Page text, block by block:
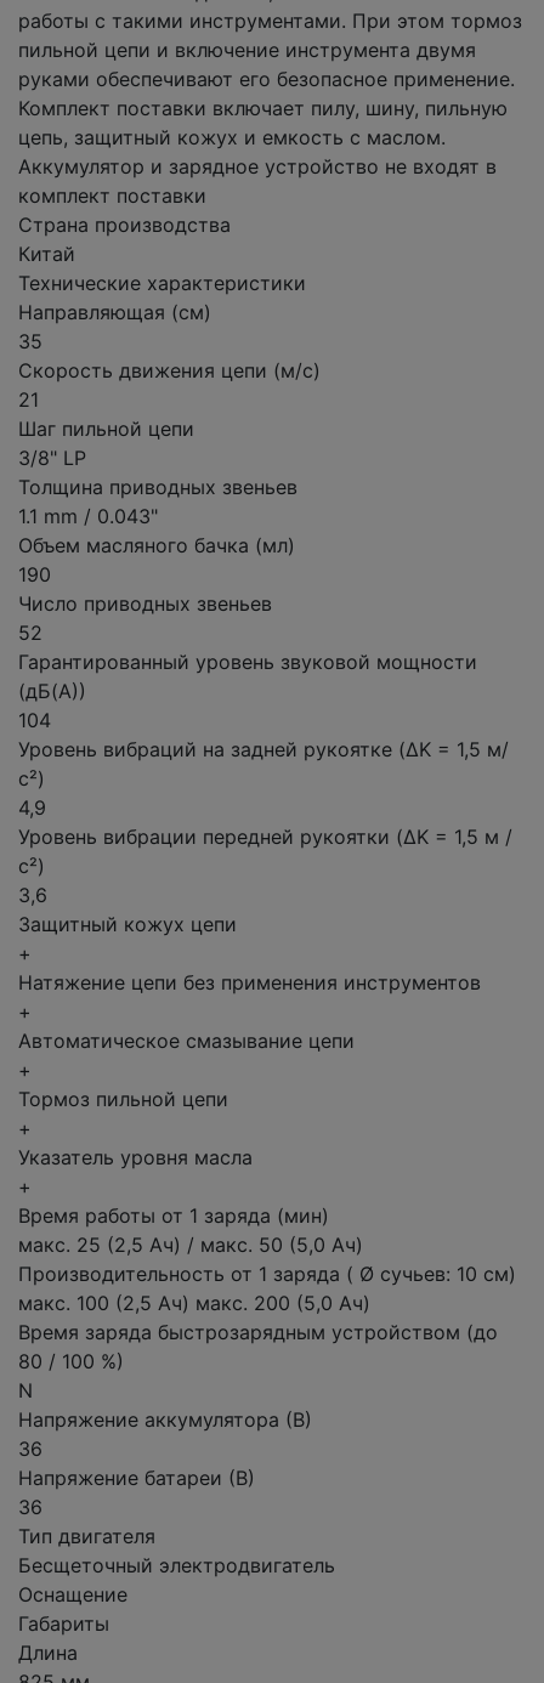
работы с такими инструментами. При этом тормоз
пильной цепи и включение инструмента двумя
руками обеспечивают его безопасное применение.
Комплект поставки включает пилу, шину, пильную
цепь, защитный кожух и емкость с маслом.
Аккумулятор и зарядное устройство не входят в
комплект поставки
Страна производства
Китай
Технические характеристики
Направляющая (см)
35
Скорость движения цепи (м/с)
21
Шаг пильной цепи
3/8" LP
Толщина приводных звеньев
1.1 mm / 0.043"
Объем масляного бачка (мл)
190
Число приводных звеньев
52
Гарантированный уровень звуковой мощности
(дБ(А))
104
Уровень вибраций на задней рукоятке (ΔK = 1,5 м/
с²)
4,9
Уровень вибрации передней рукоятки (ΔK = 1,5 м /
с²)
3,6
Защитный кожух цепи
+
Натяжение цепи без применения инструментов
+
Автоматическое смазывание цепи
+
Тормоз пильной цепи
+
Указатель уровня масла
+
Время работы от 1 заряда (мин)
макс. 25 (2,5 Ач) / макс. 50 (5,0 Ач)
Производительность от 1 заряда ( Ø сучьев: 10 см)
макс. 100 (2,5 Ач) макс. 200 (5,0 Ач)
Время заряда быстрозарядным устройством (до
80 / 100 %)
N
Напряжение аккумулятора (В)
36
Напряжение батареи (В)
36
Тип двигателя
Бесщеточный электродвигатель
Оснащение
Габариты
Длина